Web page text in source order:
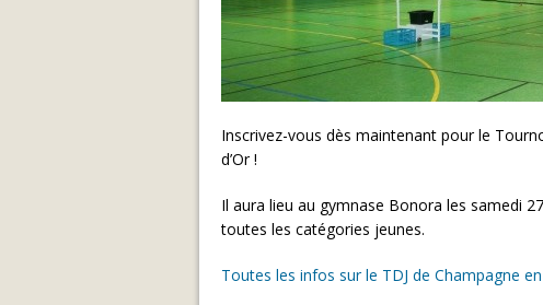
Inscrivez-vous dès maintenant pour le
d’Or !
Il aura lieu au gymnase Bonora les samedi
toutes les catégories jeunes.
Toutes les infos sur le TDJ de Champagne